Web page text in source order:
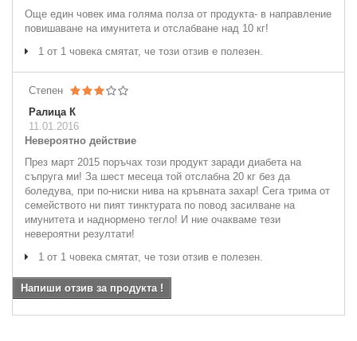
Oще един човек има голяма полза от продукта- в направление
повишаване на имунитета и отслабване над 10 кг!
1 от 1 човека смятат, че този отзив е полезен.
Степен
Ралица К
11.01.2016
Невероятно действие
През март 2015 поръчах този продукт заради диабета на
съпруга ми! За шест месеца той отслабна 20 кг без да
боледува, при по-ниски нива на кръвната захар! Сега трима от
семейството ни пият тинктурата по повод засилване на
имунитета и наднормено тегло! И ние очакваме тези
невероятни резултати!
1 от 1 човека смятат, че този отзив е полезен.
Напиши отзив за продукта !